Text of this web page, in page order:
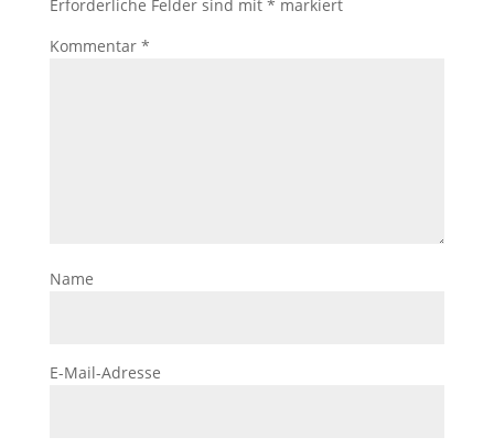
Erforderliche Felder sind mit * markiert
Kommentar *
Name
E-Mail-Adresse